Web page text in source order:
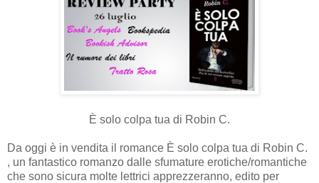
È solo colpa tua di Robin C.
Da oggi è in vendita il romance È solo colpa tua di Robin C.
, un fantastico romanzo dalle sfumature erotiche/romantiche
che sono sicura molte lettrici apprezzeranno, edito per